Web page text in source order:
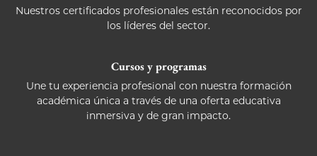
Nuestros certificados profesionales están reconocidos por
los líderes del sector.
Cursos y programas
Une tu experiencia profesional con nuestra formación
académica única a través de una oferta educativa
inmersiva y de gran impacto.